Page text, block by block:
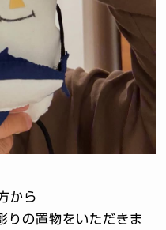
から
りの置物をいただきま